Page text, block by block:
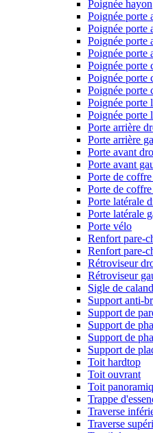
Poignée hayon
Poignée porte
Poignée porte
Poignée porte
Poignée porte
Poignée porte
Poignée porte
Poignée porte
Poignée porte
Poignée porte
Porte arrière
Porte arrière
Porte avant
Porte avant
Porte de
Porte de
Porte latérale
Porte latérale
Porte vélo
Renfort pare-
Renfort pare-
Rétroviseur
Rétroviseur
Sigle de
Support anti-
Support de
Support de
Support de
Support de
Toit hardtop
Toit ouvrant
Toit
Trappe
Traverse
Traverse